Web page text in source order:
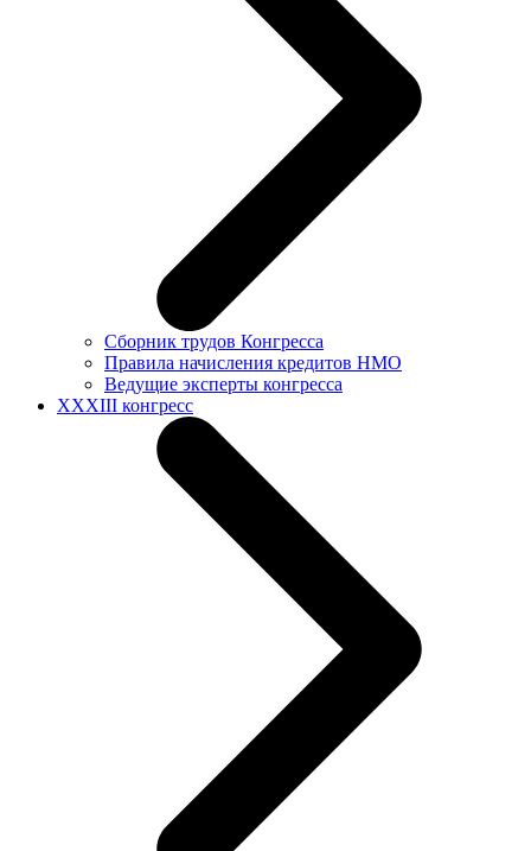
Сборник трудов Конгресса
Правила начисления кредитов НМО
Ведущие эксперты конгресса
XXXIII конгресс